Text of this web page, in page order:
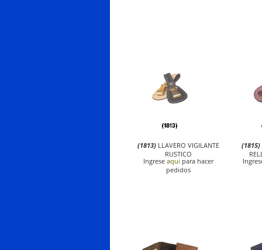
(1813) LLAVERO VIGILANTE
RUSTICO
Ingrese aqui para hacer
pedidos
(1815)